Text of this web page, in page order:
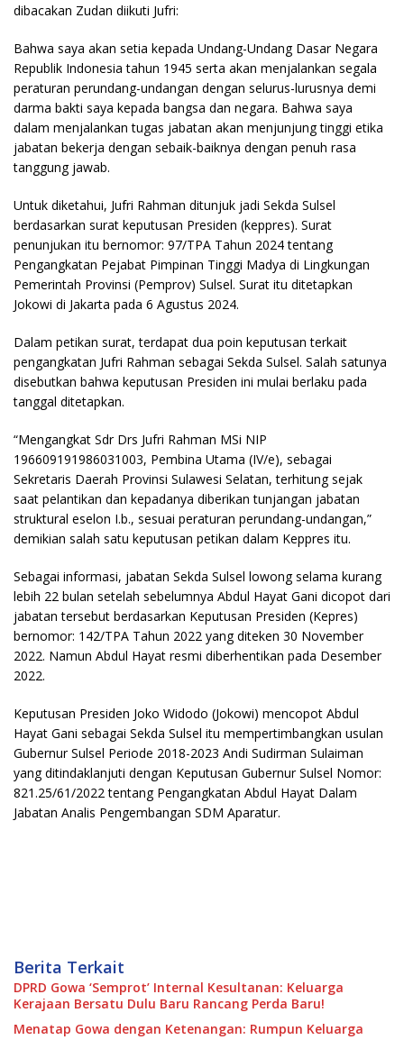
dibacakan Zudan diikuti Jufri:
Bahwa saya akan setia kepada Undang-Undang Dasar Negara
Republik Indonesia tahun 1945 serta akan menjalankan segala
peraturan perundang-undangan dengan selurus-lurusnya demi
darma bakti saya kepada bangsa dan negara. Bahwa saya
dalam menjalankan tugas jabatan akan menjunjung tinggi etika
jabatan bekerja dengan sebaik-baiknya dengan penuh rasa
tanggung jawab.
Untuk diketahui, Jufri Rahman ditunjuk jadi Sekda Sulsel
berdasarkan surat keputusan Presiden (keppres). Surat
penunjukan itu bernomor: 97/TPA Tahun 2024 tentang
Pengangkatan Pejabat Pimpinan Tinggi Madya di Lingkungan
Pemerintah Provinsi (Pemprov) Sulsel. Surat itu ditetapkan
Jokowi di Jakarta pada 6 Agustus 2024.
Dalam petikan surat, terdapat dua poin keputusan terkait
pengangkatan Jufri Rahman sebagai Sekda Sulsel. Salah satunya
disebutkan bahwa keputusan Presiden ini mulai berlaku pada
tanggal ditetapkan.
“Mengangkat Sdr Drs Jufri Rahman MSi NIP
196609191986031003, Pembina Utama (IV/e), sebagai
Sekretaris Daerah Provinsi Sulawesi Selatan, terhitung sejak
saat pelantikan dan kepadanya diberikan tunjangan jabatan
struktural eselon I.b., sesuai peraturan perundang-undangan,”
demikian salah satu keputusan petikan dalam Keppres itu.
Sebagai informasi, jabatan Sekda Sulsel lowong selama kurang
lebih 22 bulan setelah sebelumnya Abdul Hayat Gani dicopot dari
jabatan tersebut berdasarkan Keputusan Presiden (Kepres)
bernomor: 142/TPA Tahun 2022 yang diteken 30 November
2022. Namun Abdul Hayat resmi diberhentikan pada Desember
2022.
Keputusan Presiden Joko Widodo (Jokowi) mencopot Abdul
Hayat Gani sebagai Sekda Sulsel itu mempertimbangkan usulan
Gubernur Sulsel Periode 2018-2023 Andi Sudirman Sulaiman
yang ditindaklanjuti dengan Keputusan Gubernur Sulsel Nomor:
821.25/61/2022 tentang Pengangkatan Abdul Hayat Dalam
Jabatan Analis Pengembangan SDM Aparatur.
Berita Terkait
DPRD Gowa ‘Semprot’ Internal Kesultanan: Keluarga
Kerajaan Bersatu Dulu Baru Rancang Perda Baru!
Menatap Gowa dengan Ketenangan: Rumpun Keluarga